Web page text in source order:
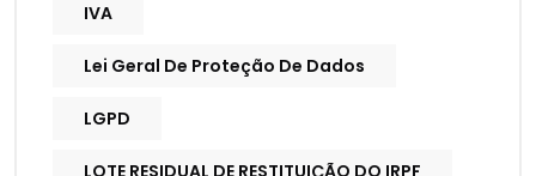
IVA
Lei Geral De Proteção De Dados
LGPD